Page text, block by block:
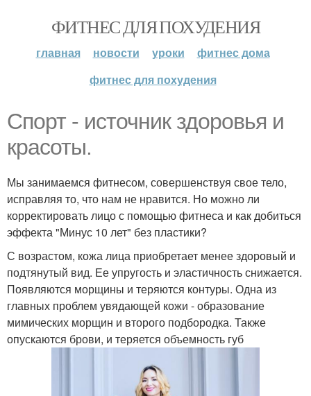
ФИТНЕС ДЛЯ ПОХУДЕНИЯ
главная новости уроки
фитнес дома
фитнес для похудения
Спорт - источник здоровья и
красоты.
Мы занимаемся фитнесом, совершенствуя свое тело,
исправляя то, что нам не нравится. Но можно ли
корректировать лицо с помощью фитнеса и как добиться
эффекта "Минус 10 лет" без пластики?
С возрастом, кожа лица приобретает менее здоровый и
подтянутый вид. Ее упругость и эластичность снижается.
Появляются морщины и теряются контуры. Одна из
главных проблем увядающей кожи - образование
мимических морщин и второго подбородка. Также
опускаются брови, и теряется объемность губ